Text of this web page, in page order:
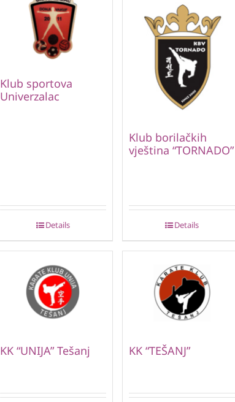
Klub sportova
Univerzalac
Details
Klub borilačkih
vještina “TORNADO”
Details
KK “UNIJA” Tešanj KK “TEŠANJ”